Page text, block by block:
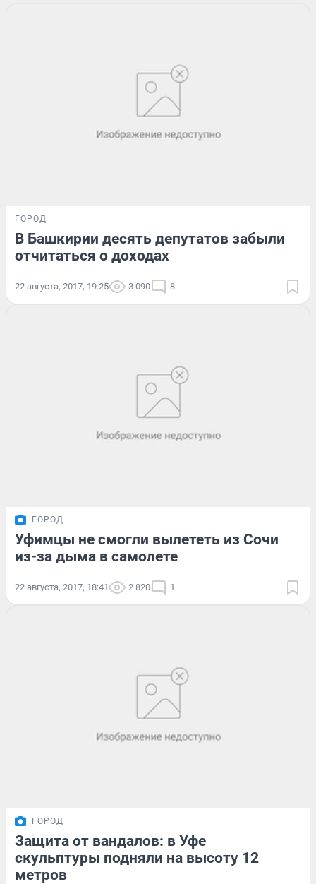
ГОРОД
В Башкирии десять депутатов забыли
отчитаться о доходах
22 августа, 2017, 19:25 3 090 8
ГОРОД
Уфимцы не смогли вылететь из Сочи
из-за дыма в самолете
22 августа, 2017, 18:41 2 820 1
ГОРОД
Защита от вандалов: в Уфе
скульптуры подняли на высоту 12
метров